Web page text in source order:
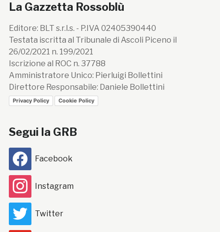
La Gazzetta Rossoblù
Editore: BLT s.r.l.s. - P.IVA 02405390440
Testata iscritta al Tribunale di Ascoli Piceno il
26/02/2021 n. 199/2021
Iscrizione al ROC n. 37788
Amministratore Unico: Pierluigi Bollettini
Direttore Responsabile: Daniele Bollettini
Privacy Policy Cookie Policy
Segui la GRB
Facebook
Instagram
Twitter